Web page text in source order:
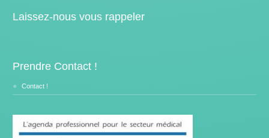
Laissez-nous vous rappeler
Prendre Contact !
Contact !